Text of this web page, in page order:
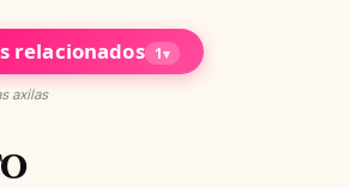
relacionados 1▾
axilas